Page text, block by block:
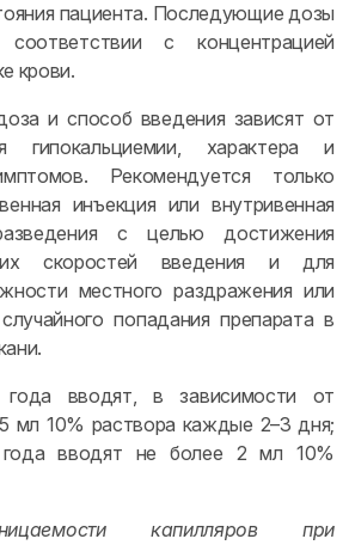
пациента. Последующие дозы
с концентрацией
крови.
и способ введения зависят от
гипокальциемии, характера и
Рекомендуется только
инъекция или внутривенная
с целью достижения
скоростей введения и для
местного раздражения или
попадания препарата в
вводят, в зависимости от
мл 10% раствора каждые 2–3 дня;
вводят не более 2 мл 10%
капилляров при